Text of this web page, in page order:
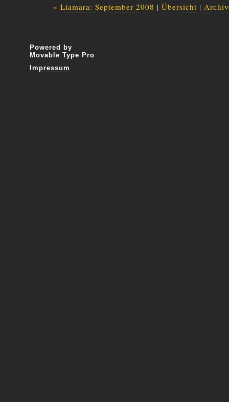
« Liamara: September 2008 | Übersicht |
Powered by
Movable Type Pro
Impressum